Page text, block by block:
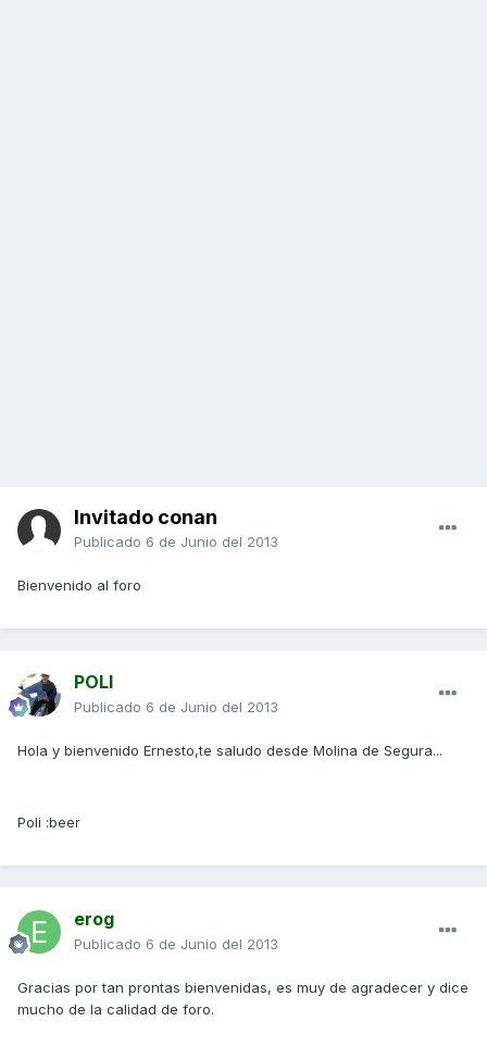
Invitado conan
Publicado 6 de Junio del 2013
Bienvenido al foro
POLI
Publicado 6 de Junio del 2013
Hola y bienvenido Ernesto,te saludo desde Molina de Segura...
Poli :beer
erog
Publicado 6 de Junio del 2013
Gracias por tan prontas bienvenidas, es muy de agradecer y dice
mucho de la calidad de foro.